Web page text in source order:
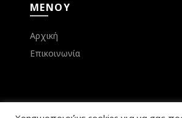
ΜΕΝΟΎ
Αρχική
Επικοινωνία